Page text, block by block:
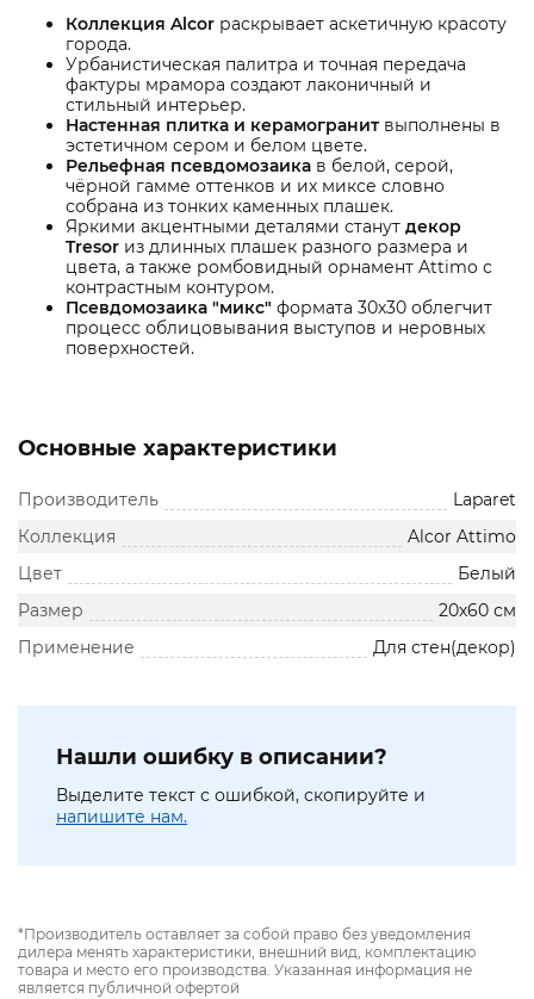
Коллекция Alcor раскрывает аскетичную красоту
города.
Урбанистическая палитра и точная передача
фактуры мрамора создают лаконичный и
стильный интерьер.
Настенная плитка и керамогранит выполнены в
эстетичном сером и белом цвете.
Рельефная псевдомозаика в белой, серой,
чёрной гамме оттенков и их миксе словно
собрана из тонких каменных плашек.
Яркими акцентными деталями станут декор
Tresor из длинных плашек разного размера и
цвета, а также ромбовидный орнамент Attimo с
контрастным контуром.
Псевдомозаика "микс" формата 30х30 облегчит
процесс облицовывания выступов и неровных
поверхностей.
Основные характеристики
Производитель
Laparet
Коллекция
Alcor Attimo
Цвет
Белый
Размер
20х60 см
Применение
Для стен(декор)
Нашли ошибку в описании?
Выделите текст с ошибкой, скопируйте и
напишите нам.
*Производитель оставляет за собой право без уведомления
дилера менять характеристики, внешний вид, комплектацию
товара и место его производства. Указанная информация не
является публичной офертой